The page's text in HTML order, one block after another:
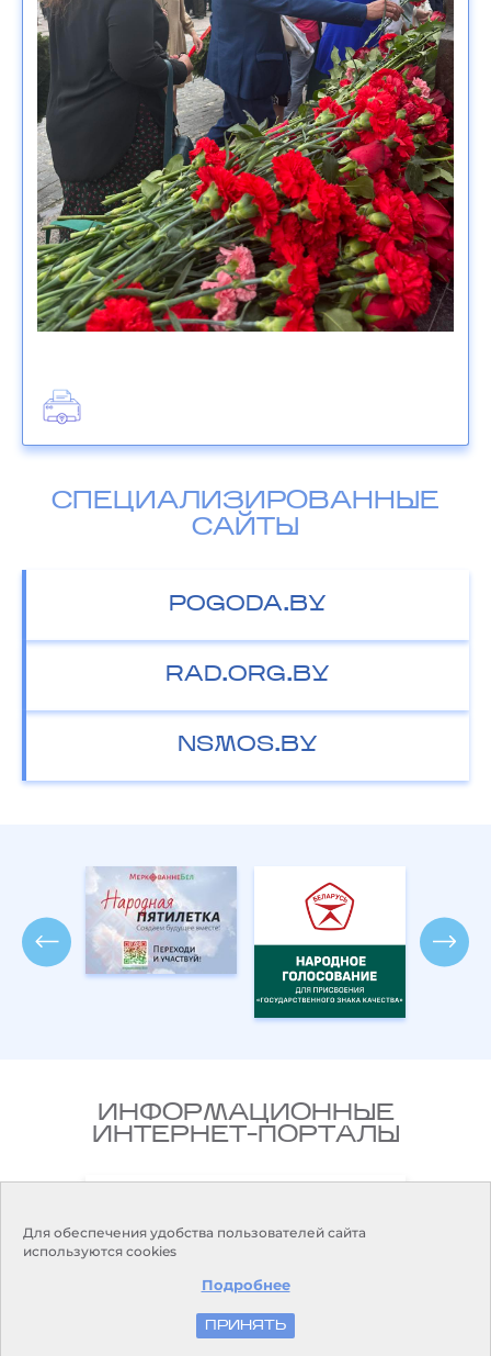
СПЕЦИАЛИЗИРОВАННЫЕ
САЙТЫ
POGODA.BY
RAD.ORG.BY
NSMOS.BY
ИНФОРМАЦИОННЫЕ
ИНТЕРНЕТ-ПОРТАЛЫ
Беларусь
Для обеспечения удобства пользователей сайта
используются cookies
Подробнее
ПРИНЯТЬ